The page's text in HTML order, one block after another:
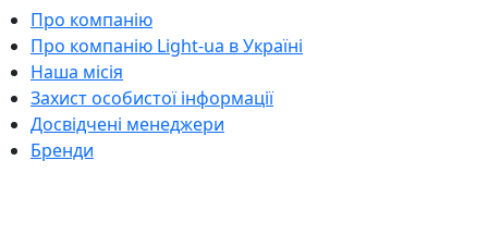
Про компанію
Про компанію Light-ua в Україні
Наша місія
Захист особистої інформації
Досвідчені менеджери
Бренди